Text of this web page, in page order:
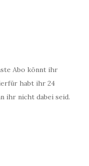
Abo könnt ihr
habt ihr 24
ihr nicht dabei seid.